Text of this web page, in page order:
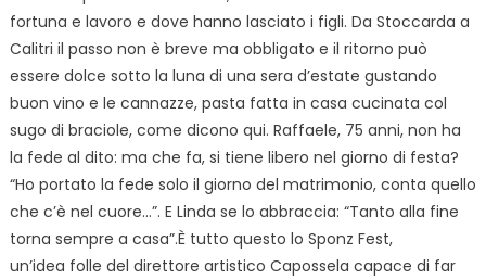
fortuna e lavoro e dove hanno lasciato i figli. Da Stoccarda a
Calitri il passo non è breve ma obbligato e il ritorno può
essere dolce sotto la luna di una sera d’estate gustando
buon vino e le cannazze, pasta fatta in casa cucinata col
sugo di braciole, come dicono qui. Raffaele, 75 anni, non ha
la fede al dito: ma che fa, si tiene libero nel giorno di festa?
“Ho portato la fede solo il giorno del matrimonio, conta quello
che c’è nel cuore…”. E Linda se lo abbraccia: “Tanto alla fine
torna sempre a casa”.È tutto questo lo Sponz Fest,
un’idea folle del direttore artistico Capossela capace di far